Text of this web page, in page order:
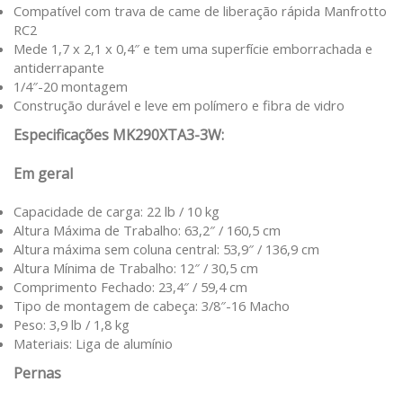
Compatível com trava de came de liberação rápida Manfrotto
RC2
Mede 1,7 x 2,1 x 0,4″ e tem uma superfície emborrachada e
antiderrapante
1/4″-20 montagem
Construção durável e leve em polímero e fibra de vidro
Especificações MK290XTA3-3W:
Em geral
Capacidade de carga: 22 lb / 10 kg
Altura Máxima de Trabalho: 63,2″ / 160,5 cm
Altura máxima sem coluna central: 53,9″ / 136,9 cm
Altura Mínima de Trabalho: 12″ / 30,5 cm
Comprimento Fechado: 23,4″ / 59,4 cm
Tipo de montagem de cabeça: 3/8″-16 Macho
Peso: 3,9 lb / 1,8 kg
Materiais: Liga de alumínio
Pernas